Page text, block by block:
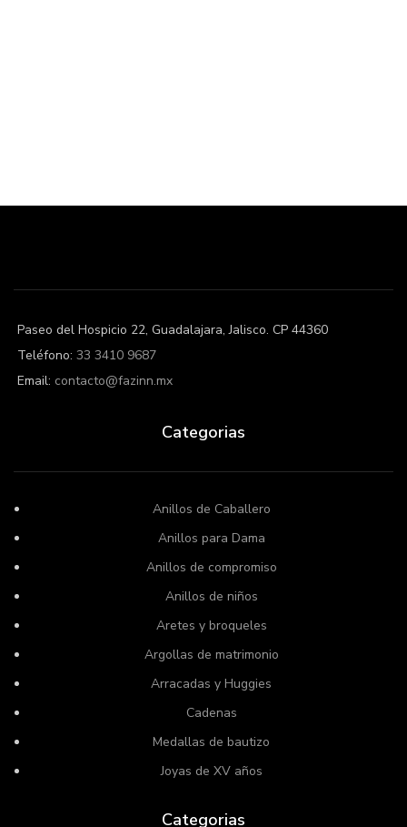
Paseo del Hospicio 22, Guadalajara, Jalisco. CP 44360
Teléfono: 33 3410 9687
Email: contacto@fazinn.mx
Categorias
Anillos de Caballero
Anillos para Dama
Anillos de compromiso
Anillos de niños
Aretes y broqueles
Argollas de matrimonio
Arracadas y Huggies
Cadenas
Medallas de bautizo
Joyas de XV años
Categorias